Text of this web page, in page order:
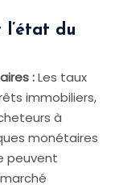
l’état du
:Les taux
immobiliers,
à
monétaires
peuvent